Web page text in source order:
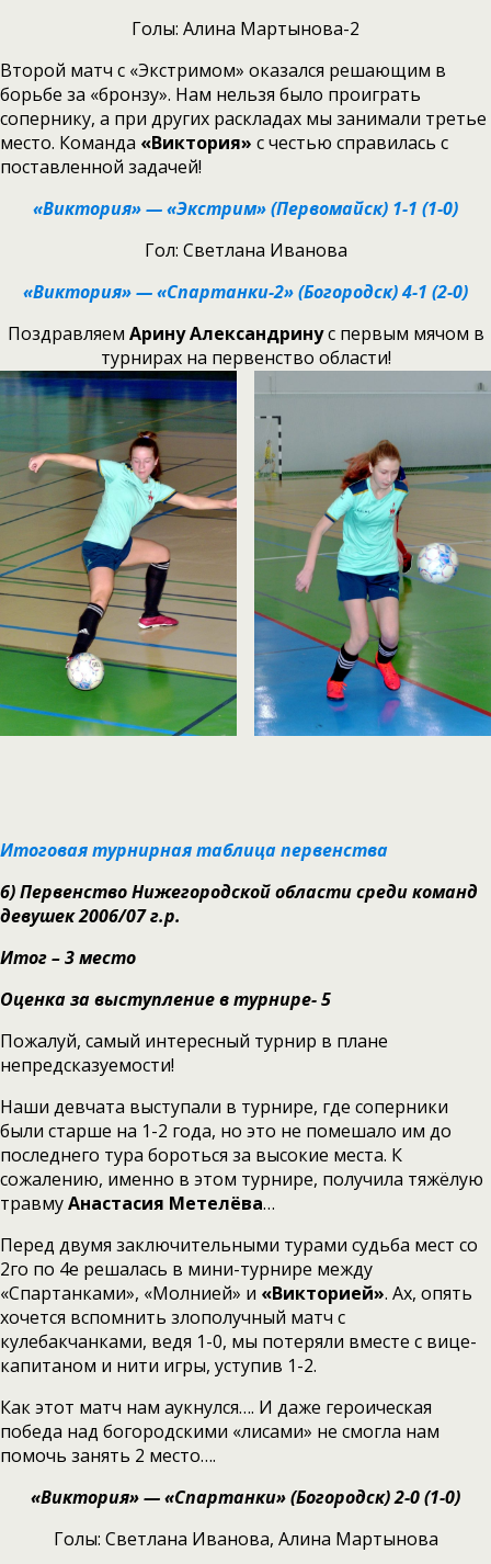
Голы: Алина Мартынова-2
Второй матч с «Экстримом» оказался решающим в
борьбе за «бронзу». Нам нельзя было проиграть
сопернику, а при других раскладах мы занимали третье
место. Команда «Виктория» с честью справилась с
поставленной задачей!
«Виктория» — «Экстрим» (Первомайск) 1-1 (1-0)
Гол: Светлана Иванова
«Виктория» — «Спартанки-2» (Богородск) 4-1 (2-0)
Поздравляем Арину Александринус первым мячом в
турнирах на первенство области!
Итоговая турнирная таблица первенства
6)Первенство Нижегородской области среди команд
девушек 2006/07 г.р.
Итог – 3 место
Оценка за выступление в турнире- 5
Пожалуй, самый интересный турнир в плане
непредсказуемости!
Наши девчата выступали в турнире, где соперники
были старше на 1-2 года, но это не помешало им до
последнего тура бороться за высокие места. К
сожалению, именно в этом турнире, получила тяжёлую
травмуАнастасия Метелёва…
Перед двумя заключительными турами судьба мест со
2го по 4е решалась в мини-турнире между
«Спартанками», «Молнией» и «Викторией». Ах, опять
хочется вспомнить злополучный матч с
кулебакчанками, ведя 1-0, мы потеряли вместе с вице-
капитаном и нити игры, уступив 1-2.
Как этот матч нам аукнулся…. И даже героическая
победа над богородскими «лисами» не смогла нам
помочь занять 2 место….
«Виктория» — «Спартанки» (Богородск) 2-0 (1-0)
Голы: Светлана Иванова, Алина Мартынова